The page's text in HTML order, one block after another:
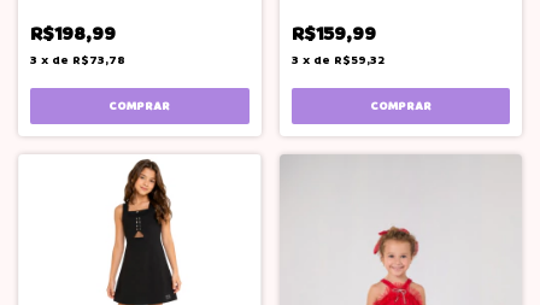
R$198,99
3 x de R$73,78
COMPRAR
R$159,99
3 x de R$59,32
COMPRAR